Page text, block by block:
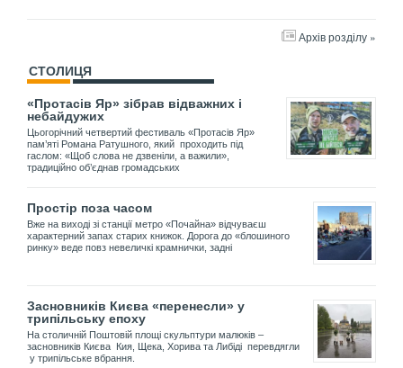
Архів розділу »
СТОЛИЦЯ
«Протасів Яр» зібрав відважних і
небайдужих
Цьогорічний четвертий фестиваль «Протасів Яр»
пам’яті Романа Ратушного, який проходить під
гаслом: «Щоб слова не дзвеніли, а важили»,
традиційно об’єднав громадських
Простір поза часом
Вже на виході зі станції метро «Почайна» відчуваєш
характерний запах старих книжок. Дорога до «блошиного
ринку» веде повз невеличкі крамнички, задні
Засновників Києва «перенесли» у
трипільську епоху
На столичній Поштовій площі скульптури малюків –
засновників Києва Кия, Щека, Хорива та Либіді перевдягли
у трипільське вбрання.